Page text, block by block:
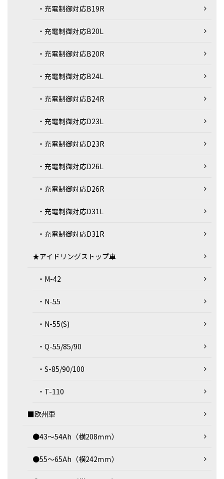
・充電制御対応B19R
・充電制御対応B20L
・充電制御対応B20R
・充電制御対応B24L
・充電制御対応B24R
・充電制御対応D23L
・充電制御対応D23R
・充電制御対応D26L
・充電制御対応D26R
・充電制御対応D31L
・充電制御対応D31R
★アイドリングストップ車
・M-42
・N-55
・N-55(S)
・Q-55/85/90
・S-85/90/100
・T-110
■欧州車
●43～54Ah（横208ｍｍ）
●55～65Ah（横242ｍｍ）